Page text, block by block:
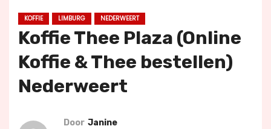
KOFFIE LIMBURG NEDERWEERT
Koffie Thee Plaza (Online
Koffie & Thee bestellen)
Nederweert
Door Janine